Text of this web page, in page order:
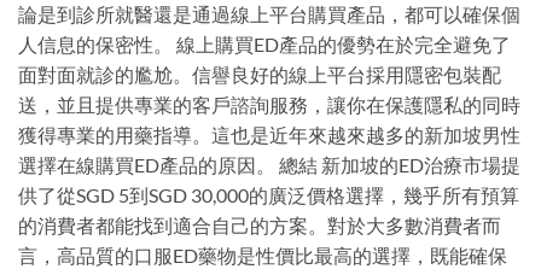
論是到診所就醫還是通過線上平台購買產品，都可以確保個
人信息的保密性。 線上購買ED產品的優勢在於完全避免了
面對面就診的尷尬。信譽良好的線上平台採用隱密包裝配
送，並且提供專業的客戶諮詢服務，讓你在保護隱私的同時
獲得專業的用藥指導。這也是近年來越來越多的新加坡男性
選擇在線購買ED產品的原因。 總結 新加坡的ED治療市場提
供了從SGD 5到SGD 30,000的廣泛價格選擇，幾乎所有預算
的消費者都能找到適合自己的方案。對於大多數消費者而
言，高品質的口服ED藥物是性價比最高的選擇，既能確保